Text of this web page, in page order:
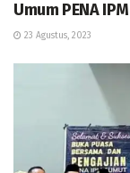
Umum PENA
23 Agustus, 2023